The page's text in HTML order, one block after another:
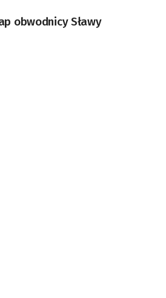
i Satelitarnych PAN.
obwodnicy Sławy